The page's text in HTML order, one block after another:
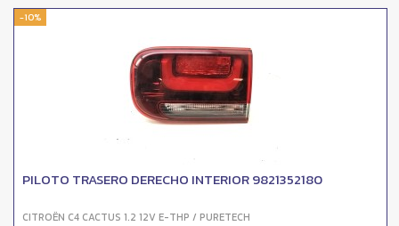
-10%
PILOTO TRASERO DERECHO INTERIOR 9821352180
CITROËN C4 CACTUS 1.2 12V E-THP / PURETECH